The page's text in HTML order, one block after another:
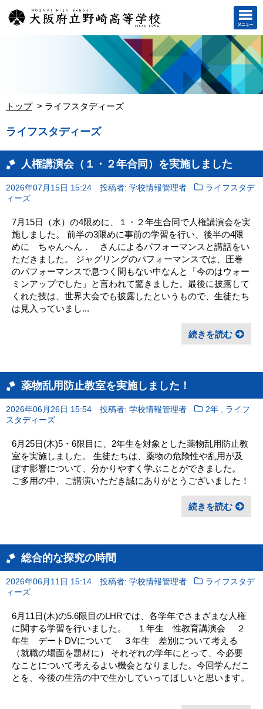
トップ ライフスタディーズ
ライフスタディーズ
人権講演会（１・２年合同）を実施しました
2026年07月15日 15:24 投稿者: 学校情報管理者
ライフスタデ
ィーズ
7月15日（水）の4限めに、１・２年生合同で人権講演会を実
施しました。 前半の3限めに事前の学習を行い、後半の4限
めに ちゃんへん． さんによるパフォーマンスと講話をい
ただきました。 ジャグリングのパフォーマンスでは、圧巻
のパフォーマンスで息つく間もない中なんと「今のはウォー
ミンアップでした」と言われて驚きました。最後に披露して
くれた技は、世界大会でも披露したというもので、生徒たち
は見入っていまし...
続きを読む
薬物乱用防止教室を実施しました！
2026年06月26日 15:54 投稿者: 学校情報管理者 2年
ライフ
スタディーズ
6月25日(木)5・6限目に、2年生を対象とした薬物乱用防止教
室を実施しました。 生徒たちは、薬物の危険性や乱用が及
ぼす影響について、分かりやすく学ぶことができました。
ご多用の中、ご講演いただき誠にありがとうございました！
続きを読む
総合的な探究の時間
2026年06月11日 15:14 投稿者: 学校情報管理者
ライフスタデ
ィーズ
6月11日(木)の5.6限目のLHRでは、各学年でさまざまな人権
に関する学習を行いました。 １年生 性教育講演会 ２
年生 デートDVについて ３年生 差別について考える
（就職の場面を題材に） それぞれの学年にとって、今必要
なことについて考えるよい機会となりました。今回学んだこ
とを、今後の生活の中で生かしていってほしいと思います。